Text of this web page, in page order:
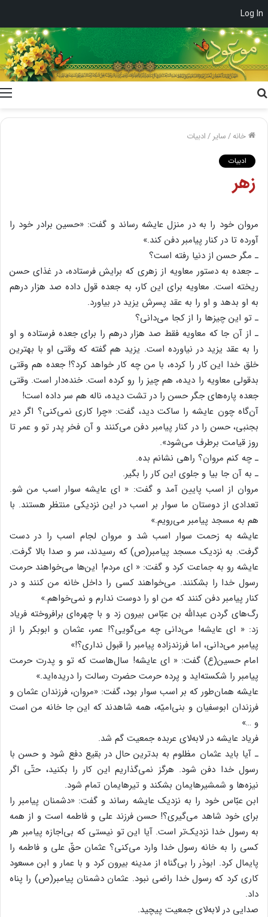
Log In
خانه/سایر /ادبیات
ادبیات
زهر
مروان خود را به در منزل عایشه رساند و گفت: «حسین برادر خود را
آورده تا در کنار پیامبر دفن کند.»
ـ مگر حسن از دنیا رفته است؟
ـ جعده به دستور معاویه از زهری که برایش فرستاده، در غذای حسن
ریخته است. معاویه برای این کار، به جعده قول داده صد هزار درهم
به او بدهد و او را به عقد پسرش یزید در بیاورد.
ـ تو این چیزها را از کجا می‌دانی؟
ـ از آن جا که معاویه فقط صد هزار درهم را برای جعده فرستاده و او
را به عقد یزید در نیاورده است. یزید هم گفته که وقتی او با بهترین
خلق خدا این کار را کرده، با من چه کار خواهد کرد؟! جعده هم وقتی
بدقولی معاویه را دیده، هم چیز را رو کرده است. خنده‌دار است. وقتی
جعده پاره‌های جگر حسن را در تشت دیده، ناله هم سر داده است!
آن‌گاه چون عایشه را ساکت دید، گفت: «چرا کاری نمی‌کنی؟ اگر دیر
بجنبی، حسن را در کنار پیامبر دفن می‌کنند و آن فخر پدر تو و عمر تا
روز قیامت برطرف می‌شود».
ـ چه کنم مروان؟ راهی نشانم بده.
ـ به آن جا بیا و جلوی این کار را بگیر.
مروان از اسب پایین آمد و گفت: « ای عایشه سوار اسب من شو.
تعدادی از دوستان ما سوار بر اسب در این نزدیکی منتظر هستند. با
هم به مسجد پیامبر می‌رویم.»
عایشه به زحمت سوار اسب شد و مروان لجام اسب را در دست
گرفت. به نزدیک مسجد پیامبر(ص) که رسیدند، سر و صدا بالا گرفت.
عایشه رو به جماعت کرد و گفت: « ای مردم! این‌ها می‌خواهند حرمت
رسول خدا را بشکنند. می‌خواهند کسی را داخل خانه من کنند و در
کنار پیامبر دفن کنند که من او را دوست ندارم و نمی‌خواهم.»
رگ‌های گردن عبدالله بن عبّاس بیرون زد و با چهره‌ای برافروخته فریاد
زد: « ای عایشه! می‌دانی چه می‌گویی؟! عمر، عثمان و ابوبکر را از
پیامبر می‌دانی، اما فرزندزاده پیامبر را قبول نداری؟!»
امام حسین(ع) گفت: « ای عایشه! سال‌هاست که تو و پدرت حرمت
پیامبر را شکسته‌اید و پرده حرمت حضرت رسالت را دریده‌اید.»
عایشه همان‌طور که بر اسب سوار بود، گفت: «مروان، فرزندان عثمان و
فرزندان ابوسفیان و بنی‌امیّه، همه شاهدند که این جا خانه من است
و …»
فریاد عایشه در لابه‌لای عربده جمعیت گم شد.
ـ آیا باید عثمان مظلوم به بدترین حال در بقیع دفع شود و حسن با
رسول خدا دفن شود. هرگز نمی‌‌گذاریم این کار را بکنید، حتّی اگر
نیزه‌ها و شمشیرهایمان بشکند و تیرهایمان تمام شود.
ابن عبّاس خود را به نزدیک عایشه رساند و گفت: «دشمنان پیامبر را
برای خود شاهد می‌گیری؟! حسن فرزند علی و فاطمه است و از همه
به رسول خدا نزدیک‌تر است. آیا این تو نیستی که بی‌اجازه پیامبر هر
کسی را به خانه رسول خدا وارد می‌کنی؟ عثمان حقّ علی و فاطمه را
پایمال کرد. ابوذر را بی‌گناه از مدینه بیرون کرد و با عمار و ابن مسعود
کاری کرد که رسول خدا راضی نبود. عثمان دشمنان پیامبر(ص) را پناه
داد.
صدایی در لابه‌لای جمعیت پیچید.